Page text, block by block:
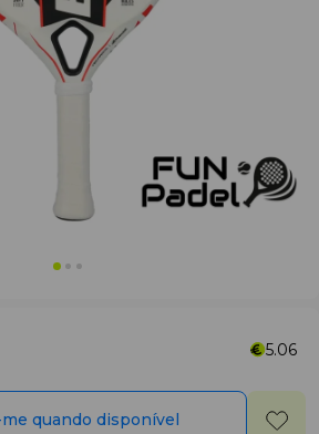
5.06
quando disponível